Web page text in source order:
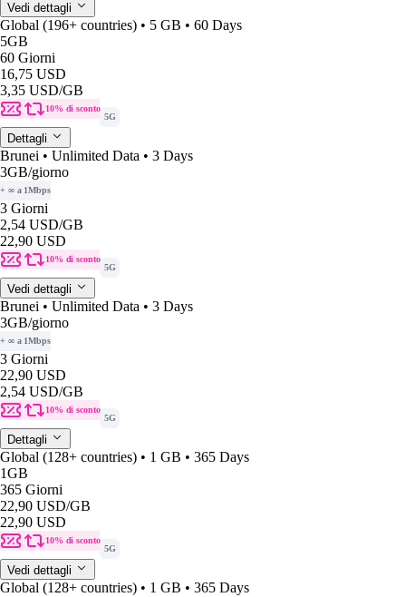
Vedi dettagli
Global (196+ countries) • 5 GB • 60 Days
5GB
60 Giorni
16,75 USD
3,35 USD/GB
10% di sconto
5G
Dettagli
Brunei • Unlimited Data • 3 Days
3GB/giorno
+ ∞ a 1Mbps
3 Giorni
2,54 USD/GB
22,90 USD
10% di sconto
5G
Vedi dettagli
Brunei • Unlimited Data • 3 Days
3GB/giorno
+ ∞ a 1Mbps
3 Giorni
22,90 USD
2,54 USD/GB
10% di sconto
5G
Dettagli
Global (128+ countries) • 1 GB • 365 Days
1GB
365 Giorni
22,90 USD/GB
22,90 USD
10% di sconto
5G
Vedi dettagli
Global (128+ countries) • 1 GB • 365 Days